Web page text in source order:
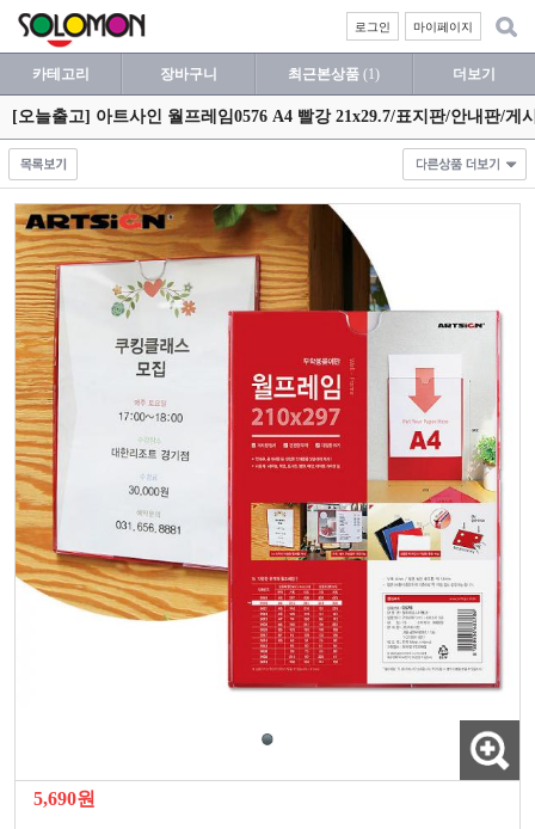
마이페이지
로그인
카테고리 장바구니 최근본상품 (1) 더보기
[오늘출고] 아트사인 월프레임0576 A4 빨강 21x29.7/표지판/안내판/게
5,690원